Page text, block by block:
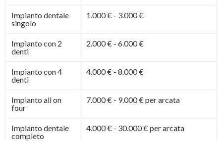
Impianto dentale
singolo
1.000 € - 3.000 €
Impianto con 2
denti
2.000 € - 6.000 €
Impianto con 4
denti
4.000 € - 8.000 €
Impianto all on
four
7.000 € - 9.000 € per arcata
Impianto dentale
completo
4.000 € - 30.000 € per arcata